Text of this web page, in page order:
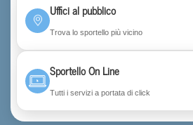
Uffici al pubblico
Trova lo sportello più vicino
Sportello On Line
Tutti i servizi a portata di click